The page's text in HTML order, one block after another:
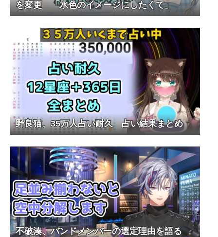
を変更 「水色のイメージにしたくて」
野良猫、35万人占い耐久 占い結果まとめ
不破湊、バンドメンバーの選定理由を語る